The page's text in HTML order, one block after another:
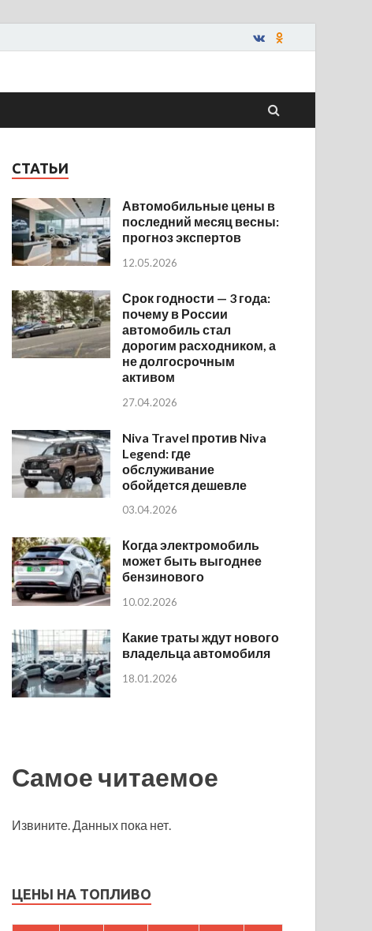
СТАТЬИ
Автомобильные цены в
последний месяц весны:
прогноз экспертов
12.05.2026
Срок годности — 3 года:
почему в России
автомобиль стал
дорогим расходником, а
не долгосрочным
активом
27.04.2026
Niva Travel против Niva
Legend: где
обслуживание
обойдется дешевле
03.04.2026
Когда электромобиль
может быть выгоднее
бензинового
10.02.2026
Какие траты ждут нового
владельца автомобиля
18.01.2026
Самое читаемое
Извините. Данных пока нет.
ЦЕНЫ НА ТОПЛИВО